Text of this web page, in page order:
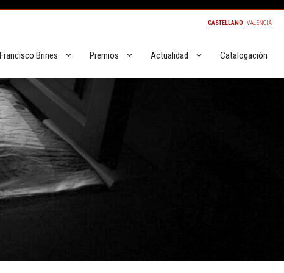
CASTELLANO VALENCIÀ
Francisco Brines Premios Actualidad Catalogación